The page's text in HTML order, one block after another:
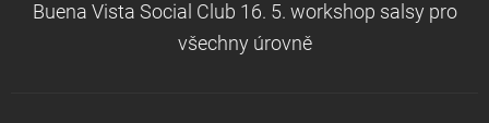
Buena Vista Social Club 16. 5. workshop salsy pro
všechny úrovně